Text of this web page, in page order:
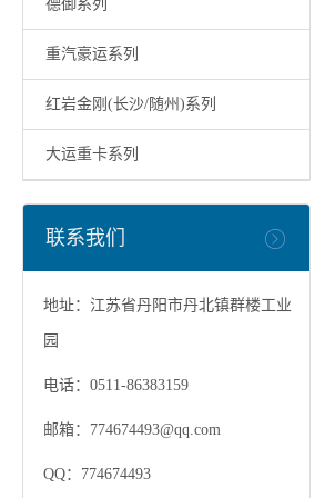
德御系列
重汽豪运系列
红岩金刚(长沙/随州)系列
大运重卡系列
联系我们
地址：江苏省丹阳市丹北镇群楼工业
园
电话：0511-86383159
邮箱： 774674493@qq.com
QQ：774674493